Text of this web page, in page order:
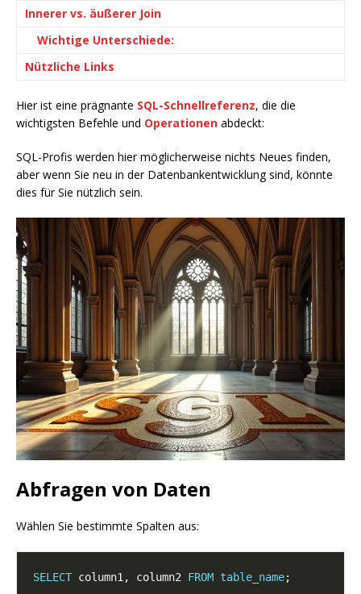
Innerer vs. äußerer Join
Wichtige Unterschiede:
Nützliche Links
Hier ist eine prägnante SQL-Schnellreferenz, die die
wichtigsten Befehle und Operationen abdeckt:
SQL-Profis werden hier möglicherweise nichts Neues finden,
aber wenn Sie neu in der Datenbankentwicklung sind, könnte
dies für Sie nützlich sein.
Abfragen von Daten
Wählen Sie bestimmte Spalten aus:
SELECT column1, column2 FROM table_name